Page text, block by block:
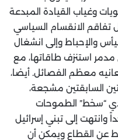
وغياب القيادة المبدعة
تفاقم الانقسام السياسي
والإحباط وإلى انشغال
استنزف طاقاتها، مع
معظم الفصائل. أيضا،
السابقتين مشجعة،
“سخط” الطموحات
وانتهت إلى تبني إسرائيل
عن القطاع ويمكن أن